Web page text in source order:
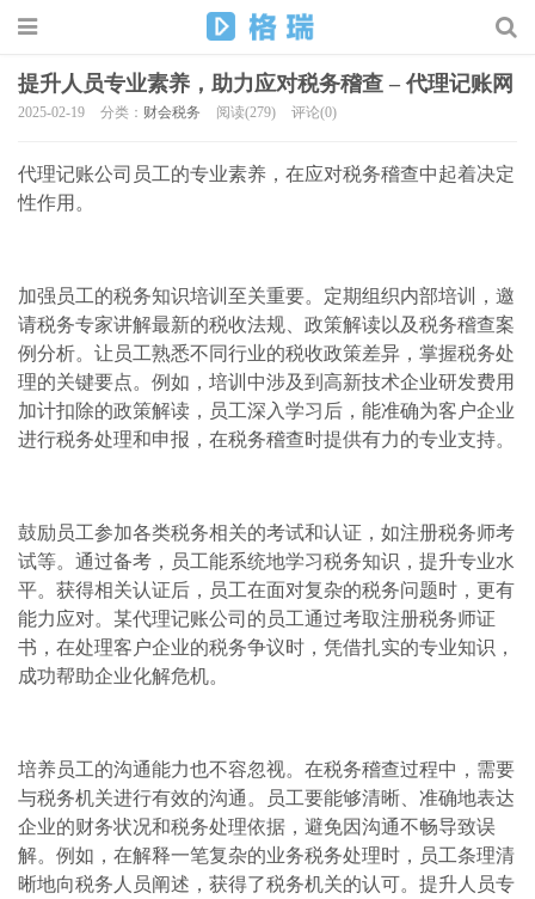
提升人员专业素养，助力应对税务稽查 – 代理记账网
2025-02-19 分类： 财会税务 阅读(279) 评论(0)
代理记账公司员工的专业素养，在应对税务稽查中起着决定
性作用。
加强员工的税务知识培训至关重要。定期组织内部培训，邀
请税务专家讲解最新的税收法规、政策解读以及税务稽查案
例分析。让员工熟悉不同行业的税收政策差异，掌握税务处
理的关键要点。例如，培训中涉及到高新技术企业研发费用
加计扣除的政策解读，员工深入学习后，能准确为客户企业
进行税务处理和申报，在税务稽查时提供有力的专业支持。
鼓励员工参加各类税务相关的考试和认证，如注册税务师考
试等。通过备考，员工能系统地学习税务知识，提升专业水
平。获得相关认证后，员工在面对复杂的税务问题时，更有
能力应对。某代理记账公司的员工通过考取注册税务师证
书，在处理客户企业的税务争议时，凭借扎实的专业知识，
成功帮助企业化解危机。
培养员工的沟通能力也不容忽视。在税务稽查过程中，需要
与税务机关进行有效的沟通。员工要能够清晰、准确地表达
企业的财务状况和税务处理依据，避免因沟通不畅导致误
解。例如，在解释一笔复杂的业务税务处理时，员工条理清
晰地向税务人员阐述，获得了税务机关的认可。提升人员专